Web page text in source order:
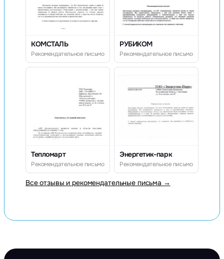
КОМСТАЛЬ
Рекомендательное письмо
РУБИКОМ
Рекомендательное письмо
Тепломарт
Рекомендательное письмо
Энергетик-парк
Рекомендательное письмо
Все отзывы и рекомендательные письма →